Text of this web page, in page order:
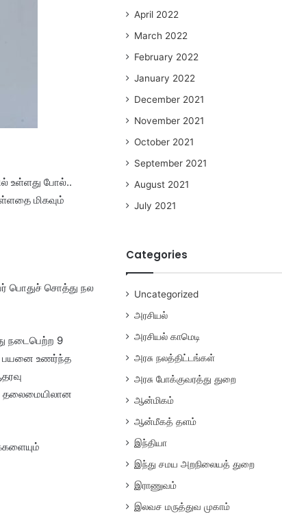
உள்ளது போல்..
மிகவும்
பொதுச் சொத்து நல
நடைபெற்ற 9
பயனை உணர்ந்த
தலைமையிலான
April 2022
March 2022
February 2022
January 2022
December 2021
November 2021
October 2021
September 2021
August 2021
July 2021
Categories
Uncategorized
அரசியல்
அரசியல் காமெடி
அரசு நலத்திட்டங்கள்
அரசு போக்குவரத்து துறை
ஆன்மிகம்
ஆன்மீகத் தளம்
இந்தியா
இந்து சமய அறநிலையத் துறை
இராணுவம்
இலவச மருத்துவ முகாம்